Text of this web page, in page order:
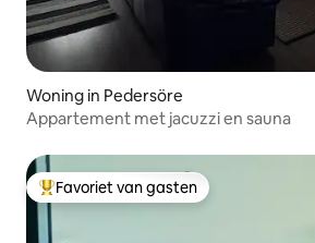
Woning in Pedersöre
Appartement met jacuzzi en sauna
Topfavoriet van gasten
Favoriet van gasten